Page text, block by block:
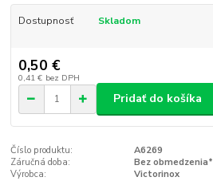
Dostupnosť Skladom
0,50 €
0,41 € bez DPH
Pridať do košíka
Číslo produktu:
A6269
Záručná doba:
Bez obmedzenia*
Výrobca:
Victorinox